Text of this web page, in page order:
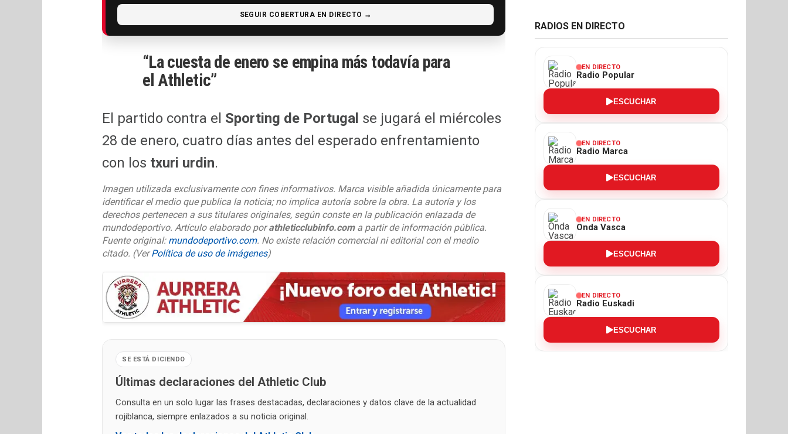
SEGUIR COBERTURA EN DIRECTO →
“La cuesta de enero se empina más todavía para
el Athletic”
El partido contra el Sporting de Portugal se jugará el miércoles
28 de enero, cuatro días antes del esperado enfrentamiento
con los txuri urdin.
Imagen utilizada exclusivamente con fines informativos. Marca visible añadida únicamente para
identificar el medio que publica la noticia; no implica autoría sobre la obra. La autoría y los
derechos pertenecen a sus titulares originales, según conste en la publicación enlazada de
mundodeportivo. Artículo elaborado porathleticclubinfo.coma partir de información pública.
Fuente original: mundodeportivo.com. No existe relación comercial ni editorial con el medio
citado. (VerPolítica de uso de imágenes)
SE ESTÁ DICIENDO
Últimas declaraciones del Athletic Club
Consulta en un solo lugar las frases destacadas, declaraciones y datos clave de la actualidad
rojiblanca, siempre enlazados a su noticia original.
RADIOS EN DIRECTO
EN DIRECTO
Radio Popular
ESCUCHAR
EN DIRECTO
Radio Marca
ESCUCHAR
EN DIRECTO
Onda Vasca
ESCUCHAR
EN DIRECTO
Radio Euskadi
ESCUCHAR